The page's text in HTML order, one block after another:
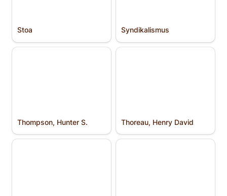
Stoa Syndikalismus
Thompson, Hunter S.
Thompson, Hunter S.
Thoreau, Henry David
Thoreau, Henry David
Tierschutz Tocqueville, Alexis de